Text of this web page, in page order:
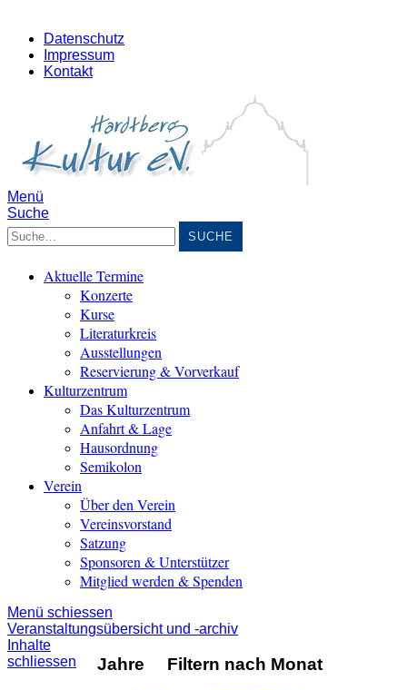
Datenschutz
Impressum
Kontakt
Menü
Suche
Suche
Aktuelle Termine
Konzerte
Kurse
Literaturkreis
Ausstellungen
Reservierung & Vorverkauf
Kulturzentrum
Das Kulturzentrum
Anfahrt & Lage
Hausordnung
Semikolon
Verein
Über den Verein
Vereinsvorstand
Satzung
Sponsoren & Unterstützer
Mitglied werden & Spenden
Menü schiessen
Veranstaltungsübersicht und -archiv
Inhalte
schliessen
Jahre Filtern nach Monat